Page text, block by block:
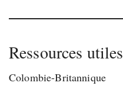
Ressources utiles
Colombie-Britannique